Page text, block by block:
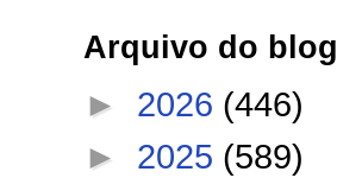
Arquivo do blog
► 2026 (446)
► 2025 (589)